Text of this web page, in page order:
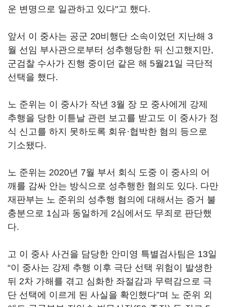
운 변명으로 일관하고 있다"고 했다.
앞서 이 중사는 공군 20비행단 소속이었던 지난해 3
월 선임 부사관으로부터 성추행당한 뒤 신고했지만,
군검찰 수사가 진행 중이던 같은 해 5월21일 극단적
선택을 했다.
노 준위는 이 중사가 작년 3월 장 모 중사에게 강제
추행을 당한 이튿날 관련 보고를 받고도 이 중사가 정
식 신고를 하지 못하도록 회유·협박한 혐의 등으로
기소됐다.
노 준위는 2020년 7월 부서 회식 도중 이 중사의 어
깨를 감싸 안는 방식으로 성추행한 혐의도 있다. 다만
재판부는 노 준위의 성추행 혐의에 대해서는 증거 불
충분으로 1심과 동일하게 2심에서도 무죄로 판단했
다.
고 이 중사 사건을 담당한 안미영 특별검사팀은 13일
“이 중사는 강제 추행 이후 극단 선택 위험이 발생한
뒤 2차 가해를 겪고 심화한 좌절감과 무력감으로 극
단 선택에 이르게 된 사실을 확인했다”며 노 준위 외